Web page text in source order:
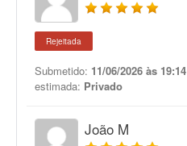
Rejeitada
Submetido: 11/06/2026 às 19:14
estimada: Privado
João M